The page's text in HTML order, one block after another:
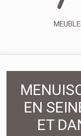
EN
ET